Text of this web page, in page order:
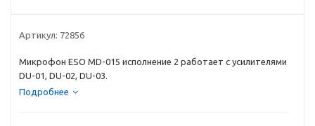
Артикул: 72856
Микрофон ESO MD-015 исполнение 2 работает с усилителями
DU-01, DU-02, DU-03.
Подробнее